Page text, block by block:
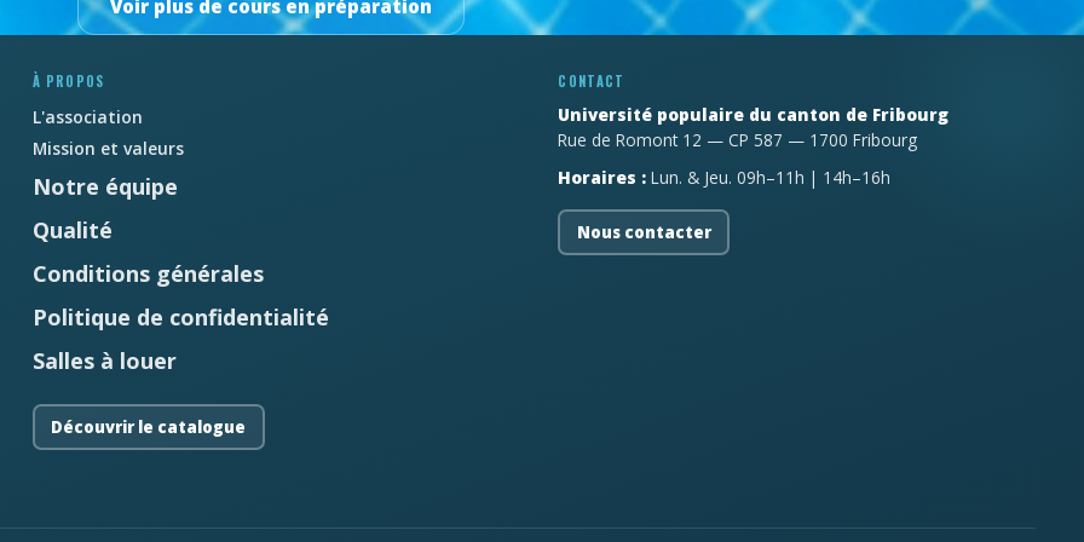
Voir plus de cours en préparation
À PROPOS
L'association
Mission et valeurs
Notre équipe
Qualité
Conditions générales
Politique de confidentialité
Salles à louer
Découvrir le catalogue
CONTACT
Université populaire du canton de Fribourg
Rue de Romont 12 — CP 587 — 1700 Fribourg
Horaires : Lun. & Jeu. 09h–11h | 14h–16h
Nous contacter